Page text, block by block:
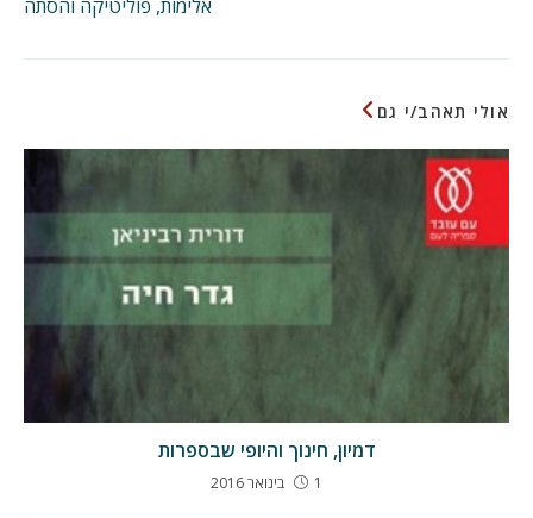
אלימות, פוליטיקה והסתה
אולי תאהב/י גם
דמיון, חינוך והיופי שבספרות
1 בינואר 2016